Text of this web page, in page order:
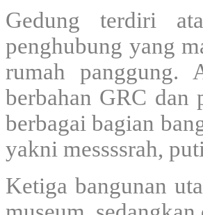
Gedung terdiri
penghubung yang
rumah panggung.
berbahan GRC dan
berbagai bagian
yakni messssrah,
Ketiga bangunan